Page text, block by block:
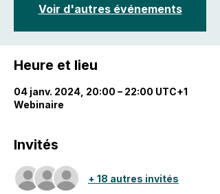
Voir d'autres événements
Heure et lieu
04 janv. 2024, 20:00 – 22:00 UTC+1
Webinaire
Invités
+ 18 autres invités